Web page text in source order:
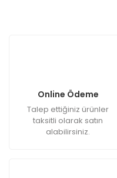
Online Ödeme
Talep ettiğiniz ürünler
taksitli olarak satın
alabilirsiniz.